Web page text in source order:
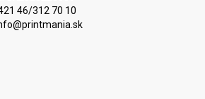
46/312 70 10